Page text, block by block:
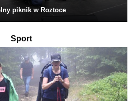
piknik w Roztoce
Sport